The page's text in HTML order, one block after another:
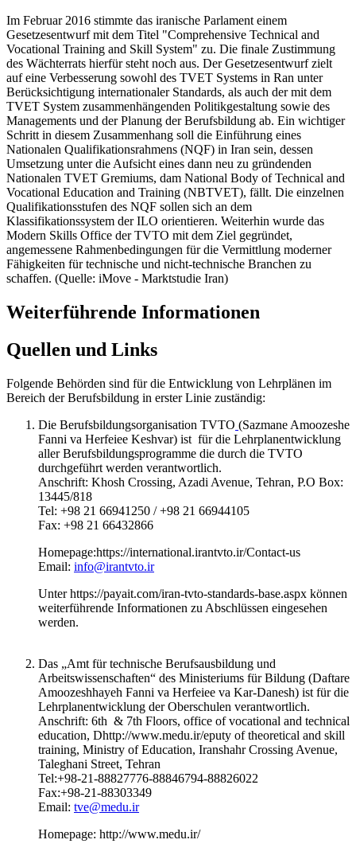
Im Februar 2016 stimmte das iranische Parlament einem
Gesetzesentwurf mit dem Titel "Comprehensive Technical and
Vocational Training and Skill System" zu. Die finale Zustimmung
des Wächterrats hierfür steht noch aus. Der Gesetzesentwurf zielt
auf eine Verbesserung sowohl des TVET Systems in Ran unter
Berücksichtigung internationaler Standards, als auch der mit dem
TVET System zusammenhängenden Politikgestaltung sowie des
Managements und der Planung der Berufsbildung ab. Ein wichtiger
Schritt in diesem Zusammenhang soll die Einführung eines
Nationalen Qualifikationsrahmens (NQF) in Iran sein, dessen
Umsetzung unter die Aufsicht eines dann neu zu gründenden
Nationalen TVET Gremiums, dam National Body of Technical and
Vocational Education and Training (NBTVET), fällt. Die einzelnen
Qualifikationsstufen des NQF sollen sich an dem
Klassifikationssystem der ILO orientieren. Weiterhin wurde das
Modern Skills Office der TVTO mit dem Ziel gegründet,
angemessene Rahmenbedingungen für die Vermittlung moderner
Fähigkeiten für technische und nicht-technische Branchen zu
schaffen. (Quelle: iMove - Marktstudie Iran)
Weiterführende Informationen
Quellen und Links
Folgende Behörden sind für die Entwicklung von Lehrplänen im
Bereich der Berufsbildung in erster Linie zuständig:
Die Berufsbildungsorganisation TVTO (Sazmane Amoozeshe
Fanni va Herfeiee Keshvar) ist für die Lehrplanentwicklung
aller Berufsbildungsprogramme die durch die TVTO
durchgeführt werden verantwortlich.
Anschrift: Khosh Crossing, Azadi Avenue, Tehran, P.O Box:
13445/818
Tel: +98 21 66941250 / +98 21 66944105
Fax: +98 21 66432866
Homepage:https://international.irantvto.ir/Contact-us
Email: info@irantvto.ir
Unter https://payait.com/iran-tvto-standards-base.aspx können
weiterführende Informationen zu Abschlüssen eingesehen
werden.
Das „Amt für technische Berufsausbildung und
Arbeitswissenschaften“ des Ministeriums für Bildung (Daftare
Amoozeshhayeh Fanni va Herfeiee va Kar-Danesh) ist für die
Lehrplanentwicklung der Oberschulen verantwortlich.
Anschrift: 6th & 7th Floors, office of vocational and technical
education, Dhttp://www.medu.ir/eputy of theoretical and skill
training, Ministry of Education, Iranshahr Crossing Avenue,
Taleghani Street, Tehran
Tel:+98-21-88827776-88846794-88826022
Fax:+98-21-88303349
Email: tve@medu.ir
Homepage: http://www.medu.ir/